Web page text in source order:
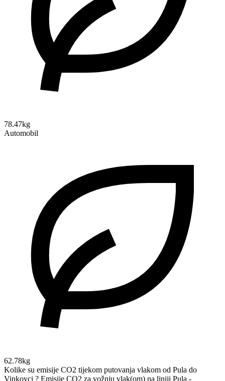
78.47kg
Automobil
62.78kg
Kolike su emisije CO2 tijekom putovanja vlakom od Pula do
Vinkovci ? Emisije CO2 za vožnju vlak(om) na liniji Pula -